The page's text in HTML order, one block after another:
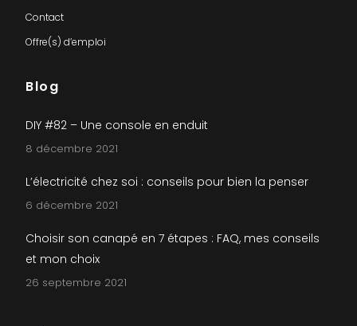
Contact
Offre(s) d’emploi
Blog
DIY #82 – Une console en enduit
8 décembre 2021
L’électricité chez soi : conseils pour bien la penser
6 décembre 2021
Choisir son canapé en 7 étapes : FAQ, mes conseils
et mon choix
26 septembre 2021